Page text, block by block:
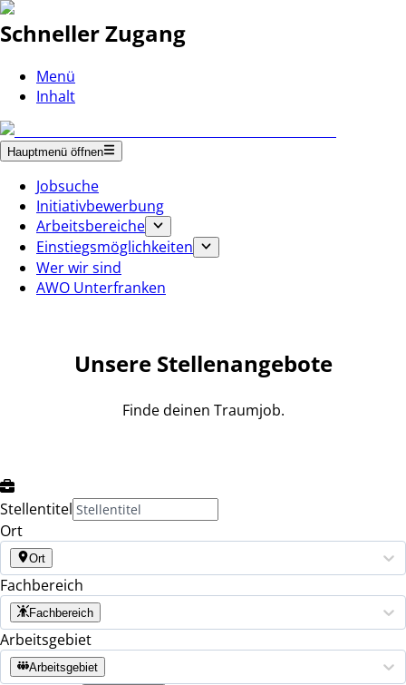
Schneller Zugang
Menü
Inhalt
Hauptmenü öffnen
Jobsuche
Initiativbewerbung
Arbeitsbereiche
Einstiegsmöglichkeiten
Wer wir sind
AWO Unterfranken
Unsere Stellenangebote
Finde deinen Traumjob.
Stellentitel
Ort
Ort
Fachbereich
Fachbereich
Arbeitsgebiet
Arbeitsgebiet